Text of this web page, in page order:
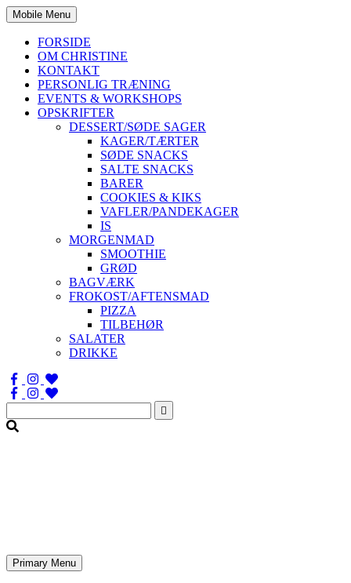
Mobile Menu
FORSIDE
OM CHRISTINE
KONTAKT
PERSONLIG TRÆNING
EVENTS & WORKSHOPS
OPSKRIFTER
DESSERT/SØDE SAGER
KAGER/TÆRTER
SØDE SNACKS
SALTE SNACKS
BARER
COOKIES & KIKS
VAFLER/PANDEKAGER
IS
MORGENMAD
SMOOTHIE
GRØD
BAGVÆRK
FROKOST/AFTENSMAD
PIZZA
TILBEHØR
SALATER
DRIKKE
Søg
efter:
Primary Menu